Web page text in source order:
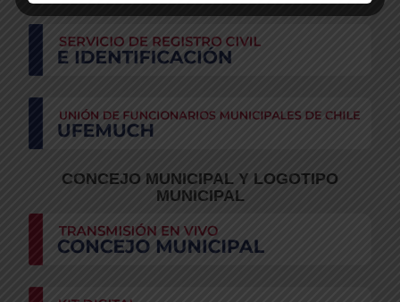
CONCEJO MUNICIPAL Y LOGOTIPO
MUNICIPAL